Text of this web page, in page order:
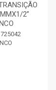
2”